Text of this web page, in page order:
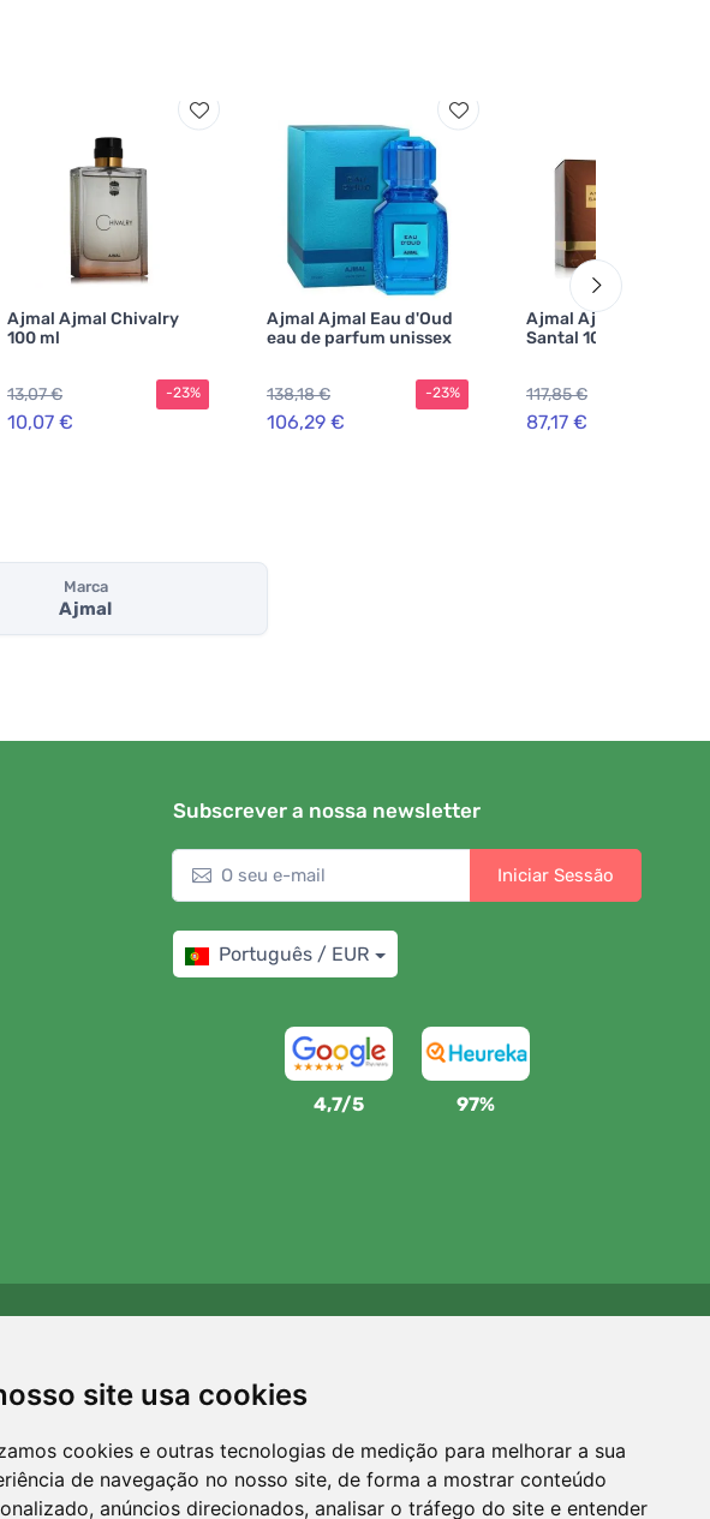
site usa cookies
cookies e outras tecnologias de medição para melhorar a sua
de navegação no nosso site, de forma a mostrar conteúdo
anúncios direcionados, analisar o tráfego do site e entender
Ajmal Ajmal Chivalry
100 ml
13,07 €
10,07 €
-23%
Ajmal Ajmal Eau d'Oud
eau de parfum unissex
138,18 €
106,29 €
-23%
Ajmal Ajmal Amber
Santal 100 ml
117,85 €
87,17 €
Marca
Ajmal
Subscrever a nossa newsletter
Iniciar Sessão
Português / EUR
4,7/5 97%
em qualquer
Para cada encomenda plantamos uma árvore! Leia mais
Sobre nós